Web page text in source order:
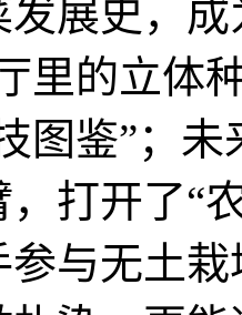
展史，
里的立体
图鉴”；
打开了“
参与无土